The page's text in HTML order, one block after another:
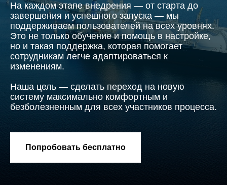
На каждом этапе внедрения — от старта до
завершения и успешного запуска — мы
поддерживаем пользователей на всех уровнях.
Это не только обучение и помощь в настройке,
но и такая поддержка, которая помогает
сотрудникам легче адаптироваться к
изменениям.
Наша цель — сделать переход на новую
систему максимально комфортным и
безболезненным для всех участников процесса.
Попробовать бесплатно